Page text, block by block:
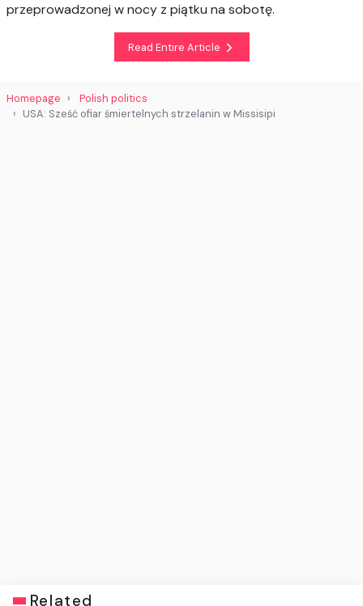
przeprowadzonej w nocy z piątku na sobotę.
Read Entire Article
Homepage
Polish politics
USA: Sześć ofiar śmiertelnych strzelanin w Missisipi
Related